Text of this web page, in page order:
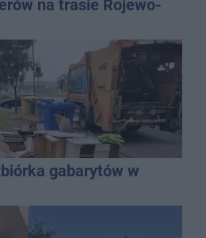
na trasie Rojewo-
gabarytów w